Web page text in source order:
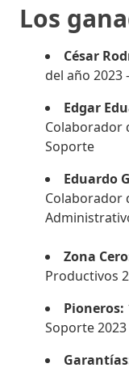
Los
César
del año 2023
Edgar
Colaborador
Soporte
Eduardo
Colaborador
Zona
Productivos
Pioneros:
Soporte 2023